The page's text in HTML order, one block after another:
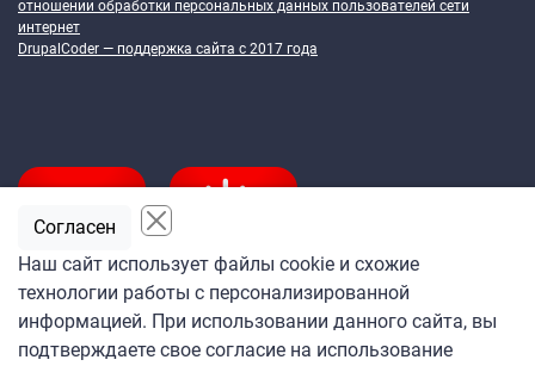
отношении обработки персональных данных пользователей сети
интернет
DrupalCoder — поддержка сайта c 2017 года
Подпишитесь
на ежедневную рассылку
Наш сайт использует файлы cookie и схожие
технологии работы с персонализированной
информацией. При использовании данного сайта, вы
подтверждаете свое согласие на использование
Согласен